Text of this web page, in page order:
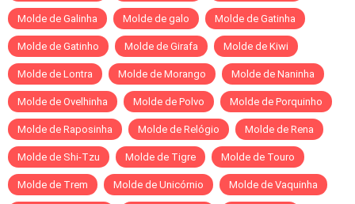
Molde de Galinha Molde de galo Molde de Gatinha
Molde de Gatinho Molde de Girafa Molde de Kiwi
Molde de Lontra Molde de Morango Molde de Naninha
Molde de Ovelhinha Molde de Polvo Molde de Porquinho
Molde de Raposinha Molde de Relógio Molde de Rena
Molde de Shi-Tzu Molde de Tigre Molde de Touro
Molde de Trem Molde de Unicórnio Molde de Vaquinha